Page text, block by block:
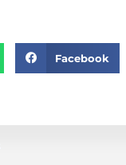
Facebook